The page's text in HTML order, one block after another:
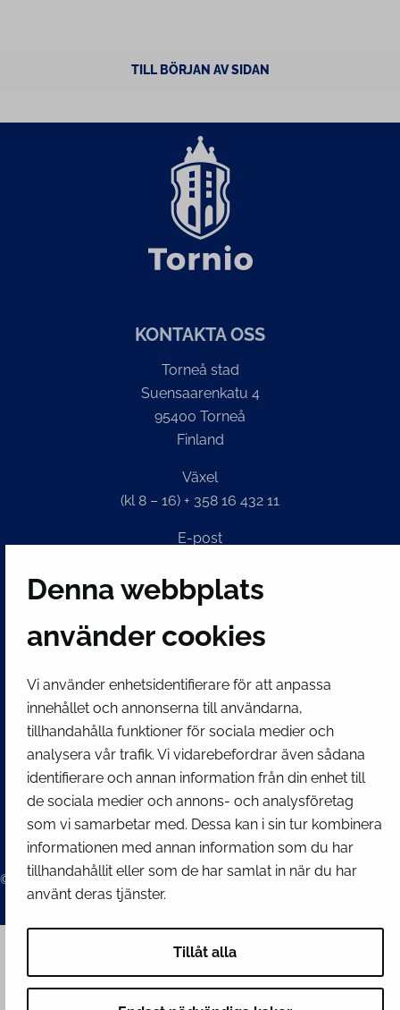
Denna webbplats
använder cookies
Vi använder enhetsidentifierare för att anpassa
innehållet och annonserna till användarna,
tillhandahålla funktioner för sociala medier och
analysera vår trafik. Vi vidarebefordrar även sådana
identifierare och annan information från din enhet till
de sociala medier och annons- och analysföretag
som vi samarbetar med. Dessa kan i sin tur kombinera
informationen med annan information som du har
tillhandahållit eller som de har samlat in när du har
använt deras tjänster.
Tillåt alla
TILL BÖRJAN AV SIDAN
KONTAKTA OSS
Torneå stad
Suensaarenkatu 4
95400 Torneå
Finland
Växel
(kl 8 – 16) + 358 16 432 11
E-post
kirjaamo@tornio.fi
SNABBLÄNKAR
Visa mina inställningar för kakor
SOCIALA MEDIER
Facebook InstagramSpotify LinkedIn YouTube
© 2026 Tornion kaupunki